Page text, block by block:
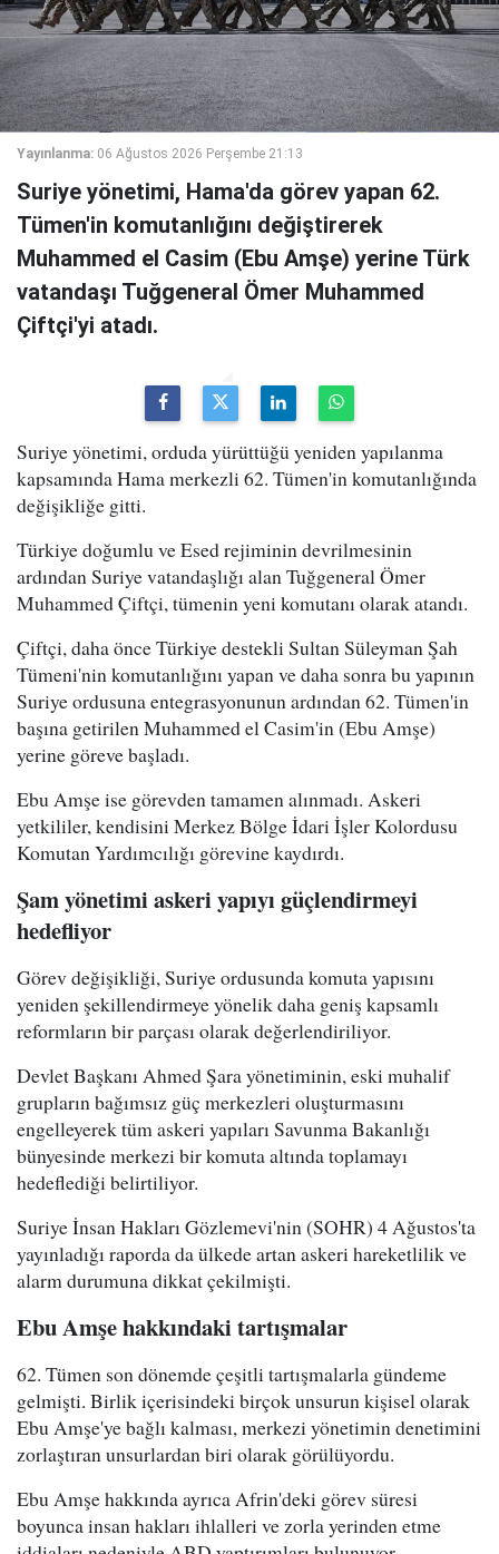
Yayınlanma: 06 Ağustos 2026 Perşembe 21:13
Suriye yönetimi, Hama'da görev yapan 62.
Tümen'in komutanlığını değiştirerek
Muhammed el Casim (Ebu Amşe) yerine Türk
vatandaşı Tuğgeneral Ömer Muhammed
Çiftçi'yi atadı.
Suriye yönetimi, orduda yürüttüğü yeniden yapılanma
kapsamında Hama merkezli 62. Tümen'in komutanlığında
değişikliğe gitti.
Türkiye doğumlu ve Esed rejiminin devrilmesinin
ardından Suriye vatandaşlığı alan Tuğgeneral Ömer
Muhammed Çiftçi, tümenin yeni komutanı olarak atandı.
Çiftçi, daha önce Türkiye destekli Sultan Süleyman Şah
Tümeni'nin komutanlığını yapan ve daha sonra bu yapının
Suriye ordusuna entegrasyonunun ardından 62. Tümen'in
başına getirilen Muhammed el Casim'in (Ebu Amşe)
yerine göreve başladı.
Ebu Amşe ise görevden tamamen alınmadı. Askeri
yetkililer, kendisini Merkez Bölge İdari İşler Kolordusu
Komutan Yardımcılığı görevine kaydırdı.
Şam yönetimi askeri yapıyı güçlendirmeyi
hedefliyor
Görev değişikliği, Suriye ordusunda komuta yapısını
yeniden şekillendirmeye yönelik daha geniş kapsamlı
reformların bir parçası olarak değerlendiriliyor.
Devlet Başkanı Ahmed Şara yönetiminin, eski muhalif
grupların bağımsız güç merkezleri oluşturmasını
engelleyerek tüm askeri yapıları Savunma Bakanlığı
bünyesinde merkezi bir komuta altında toplamayı
hedeflediği belirtiliyor.
Suriye İnsan Hakları Gözlemevi'nin (SOHR) 4 Ağustos'ta
yayınladığı raporda da ülkede artan askeri hareketlilik ve
alarm durumuna dikkat çekilmişti.
Ebu Amşe hakkındaki tartışmalar
62. Tümen son dönemde çeşitli tartışmalarla gündeme
gelmişti. Birlik içerisindeki birçok unsurun kişisel olarak
Ebu Amşe'ye bağlı kalması, merkezi yönetimin denetimini
zorlaştıran unsurlardan biri olarak görülüyordu.
Ebu Amşe hakkında ayrıca Afrin'deki görev süresi
boyunca insan hakları ihlalleri ve zorla yerinden etme